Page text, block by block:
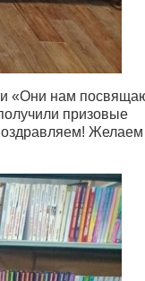
«Они нам
призовые
Желаем